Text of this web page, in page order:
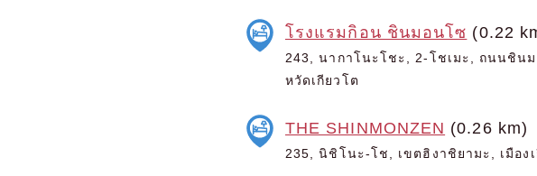
โรงแรมกิอน ชินมอนโซ (0.22
243, นากาโนะโชะ, 2-โชเมะ, ถนนชิน
หวัดเกียวโต
THE SHINMONZEN (0.26 km)
235, นิชิโนะ-โช, เขตฮิงาชิยามะ, เมือง